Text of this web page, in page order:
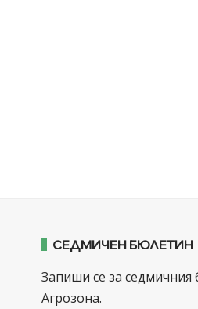
СЕДМИЧЕН БЮЛЕТИН
Запиши се за седмичния
Агрозона.